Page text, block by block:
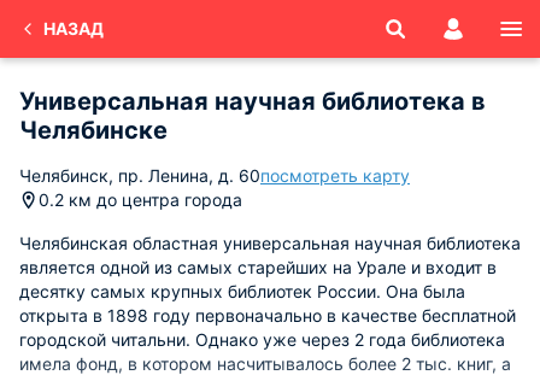
НАЗАД
Универсальная научная библиотека в
Челябинске
Челябинск, пр. Ленина, д. 60посмотреть карту
0.2 км до центра города
Челябинская областная универсальная научная библиотека
является одной из самых старейших на Урале и входит в
десятку самых крупных библиотек России. Она была
открыта в 1898 году первоначально в качестве бесплатной
городской читальни. Однако уже через 2 года библиотека
имела фонд, в котором насчитывалось более 2 тыс. книг, а